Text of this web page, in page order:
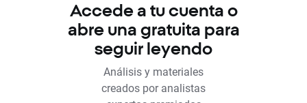
Accede a tu cuenta o
abre una gratuita para
seguir leyendo
Análisis y materiales
creados por analistas